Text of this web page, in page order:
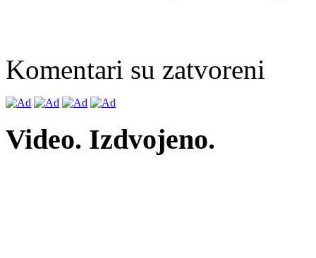
Komentari su zatvoreni
Video. Izdvojeno.